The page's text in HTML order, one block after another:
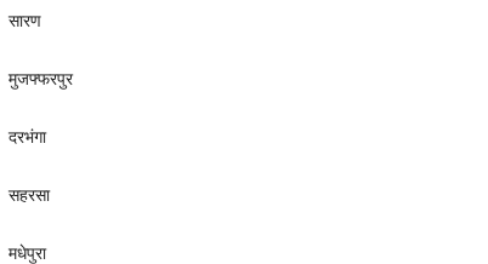
सारण
मुजफ्फरपुर
दरभंगा
सहरसा
मधेपुरा